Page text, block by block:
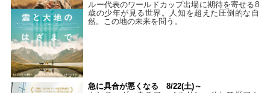
ルー代表のワールドカップ出場に期待を寄せる8
歳の少年が見る世界。人知を超えた圧倒的な自
然。この地の未来を問う。
急に具合が悪くなる 8/22(土)～